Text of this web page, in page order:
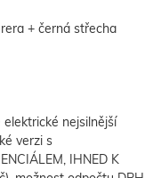
+ černá střecha
elektrické nejsilnější
verzi s
IHNED K